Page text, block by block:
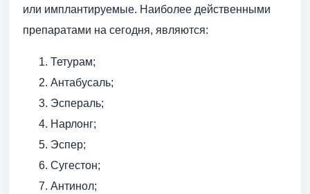
или имплантируемые. Наиболее действенными
препаратами на сегодня, являются:
Тетурам;
Антабусаль;
Эспераль;
Нарлонг;
Эспер;
Сугестон;
Антинол;